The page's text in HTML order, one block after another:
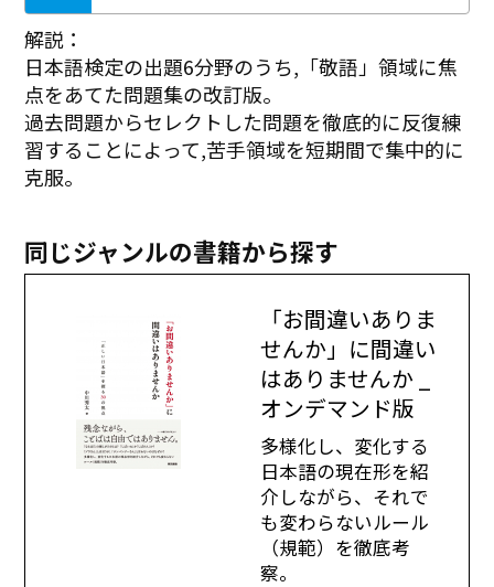
解説：
日本語検定の出題6分野のうち,「敬語」領域に焦
点をあてた問題集の改訂版。
過去問題からセレクトした問題を徹底的に反復練
習することによって,苦手領域を短期間で集中的に
克服。
同じジャンルの書籍から探す
「お間違いありま
せんか」に間違い
はありませんか _
オンデマンド版
多様化し、変化する
日本語の現在形を紹
介しながら、それで
も変わらないルール
（規範）を徹底考
察。